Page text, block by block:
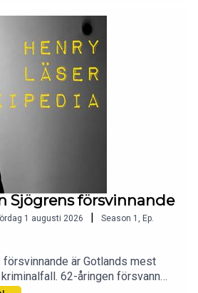
Sjögrens försvinnande
lördag 1 augusti 2026 | Season 1
Ep.
försvinnande är Gotlands mest
62-åringen försvann